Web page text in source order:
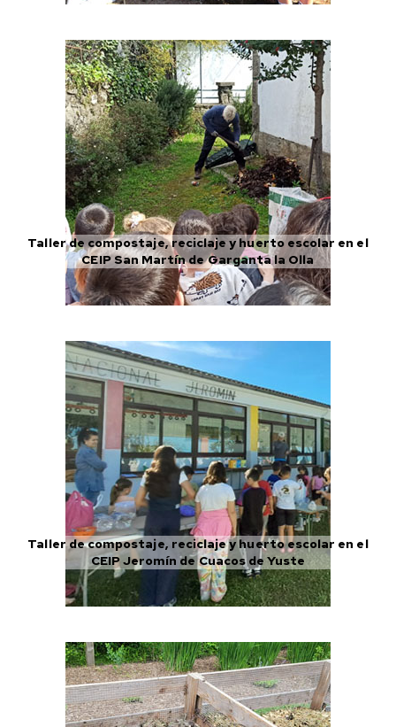
Taller de compostaje, reciclaje y huerto escolar en el
CEIP San Martín de Garganta la Olla
Taller de compostaje, reciclaje y huerto escolar en el
CEIP Jeromín de Cuacos de Yuste